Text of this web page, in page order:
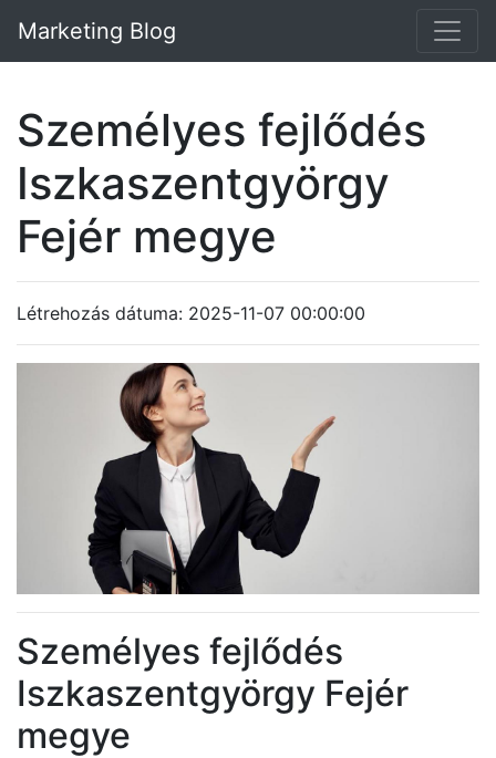
Marketing Blog
Személyes fejlődés
Iszkaszentgyörgy
Fejér megye
Létrehozás dátuma: 2025-11-07 00:00:00
Személyes fejlődés
Iszkaszentgyörgy Fejér
megye